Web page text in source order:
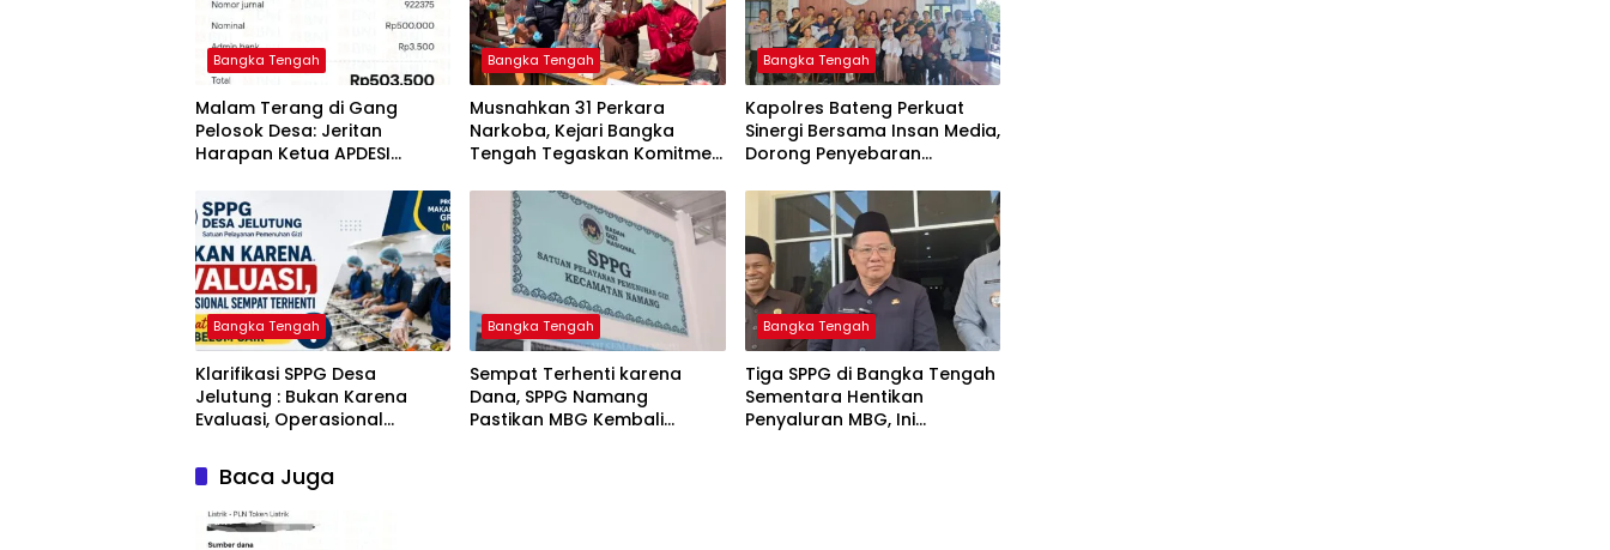
Bangka Tengah
Malam Terang di Gang
Pelosok Desa: Jeritan
Harapan Ketua APDESI
Babel
Bangka Tengah
Musnahkan 31 Perkara
Narkoba, Kejari Bangka
Tengah Tegaskan Komitmen
Tuntas
Bangka Tengah
‎Kapolres Bateng Perkuat
Sinergi Bersama Insan Media,
Dorong Penyebaran
Layanan Polri 110
Bangka Tengah
‎Klarifikasi SPPG Desa
Jelutung : Bukan Karena
Evaluasi, Operasional
Dana Banper Belum Cair
Bangka Tengah
‎Sempat Terhenti karena
Dana, SPPG Namang
Pastikan MBG Kembali
Bangka Tengah
‎Tiga SPPG di Bangka Tengah
Sementara Hentikan
Penyaluran MBG, Ini
Baca Juga